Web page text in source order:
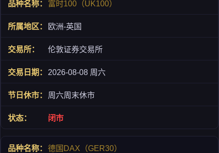
富时100（UK100）
欧洲-英国
伦敦证券交易所
2026-08-08 周六
周六周末休市
闭市
德国DAX（GER30）